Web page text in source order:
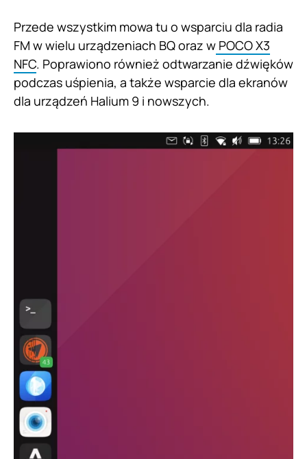
Przede wszystkim mowa tu o wsparciu dla radia
FM w wielu urządzeniach BQ oraz w POCO X3
NFC. Poprawiono również odtwarzanie dźwięków
podczas uśpienia, a także wsparcie dla ekranów
dla urządzeń Halium 9 i nowszych.